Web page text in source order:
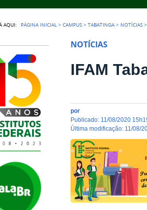
AQUI: PÁGINA INICIAL >CAMPUS >TABATINGA > NOTÍCIAS >
NOTÍCIAS
IFAM
por
publicado: 11/08/2020
última modificação: 11/08/